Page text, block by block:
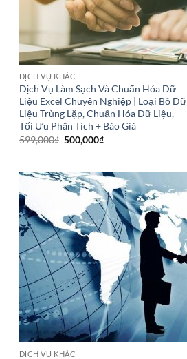
DỊCH VỤ KHÁC
Dịch Vụ Làm Sạch Và Chuẩn Hóa Dữ
Liệu Excel Chuyên Nghiệp | Loại Bỏ Dữ
Liệu Trùng Lặp, Chuẩn Hóa Dữ Liệu,
Tối Ưu Phân Tích + Báo Giá
599,000₫ Giá
500,000₫Giá
500,000₫.
DỊCH VỤ KHÁC